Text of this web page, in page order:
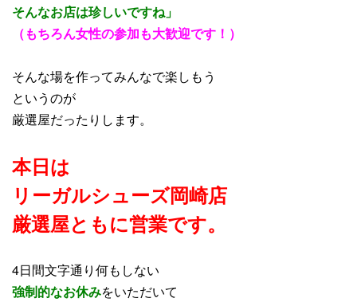
そんなお店は珍しいですね」
（もちろん女性の参加も大歓迎です！）
そんな場を作ってみんなで楽しもう
というのが
厳選屋だったりします。
本日は
リーガルシューズ岡崎店
厳選屋ともに営業です。
4日間文字通り何もしない
強制的なお休みをいただいて